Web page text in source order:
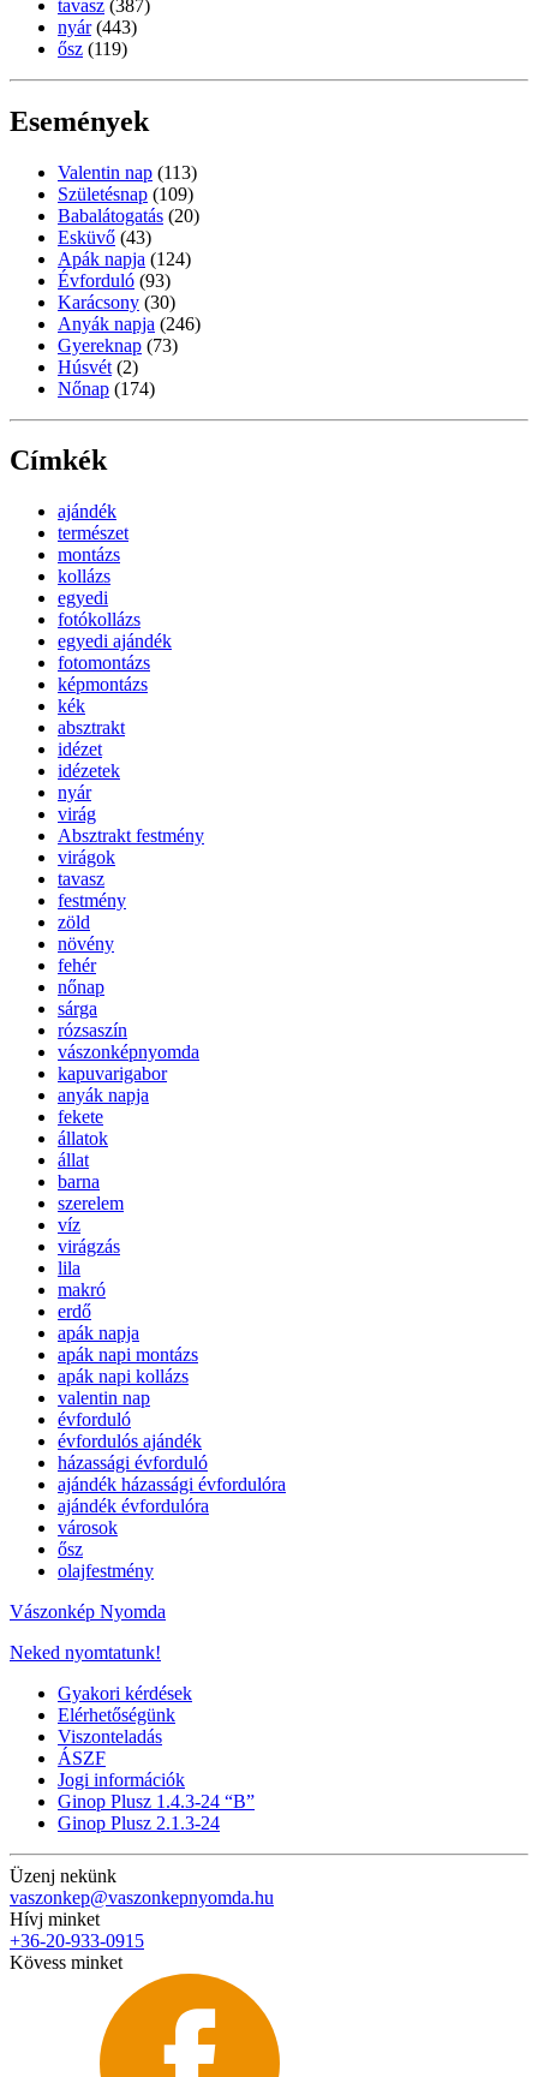
tavasz (387)
nyár (443)
ősz (119)
Események
Valentin nap (113)
Születésnap (109)
Babalátogatás (20)
Esküvő (43)
Apák napja (124)
Évforduló (93)
Karácsony (30)
Anyák napja (246)
Gyereknap (73)
Húsvét (2)
Nőnap (174)
Címkék
ajándék
természet
montázs
kollázs
egyedi
fotókollázs
egyedi ajándék
fotomontázs
képmontázs
kék
absztrakt
idézet
idézetek
nyár
virág
Absztrakt festmény
virágok
tavasz
festmény
zöld
növény
fehér
nőnap
sárga
rózsaszín
vászonképnyomda
kapuvarigabor
anyák napja
fekete
állatok
állat
barna
szerelem
víz
virágzás
lila
makró
erdő
apák napja
apák napi montázs
apák napi kollázs
valentin nap
évforduló
évfordulós ajándék
házassági évforduló
ajándék házassági évfordulóra
ajándék évfordulóra
városok
ősz
olajfestmény
Vászonkép Nyomda
Neked nyomtatunk!
Gyakori kérdések
Elérhetőségünk
Viszonteladás
ÁSZF
Jogi információk
Ginop Plusz 1.4.3-24 “B”
Ginop Plusz 2.1.3-24
Üzenj nekünk
vaszonkep@vaszonkepnyomda.hu
Hívj minket
+36-20-933-0915
Kövess minket